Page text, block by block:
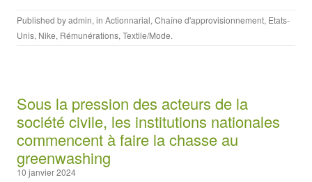
Published byadmin, in Actionnarial, Chaîne d'approvisionnement, Etats-
Unis, Nike, Rémunérations, Textile/Mode.
Sous la pression des acteurs de la
société civile, les institutions nationales
commencent à faire la chasse au
greenwashing
10 janvier 2024